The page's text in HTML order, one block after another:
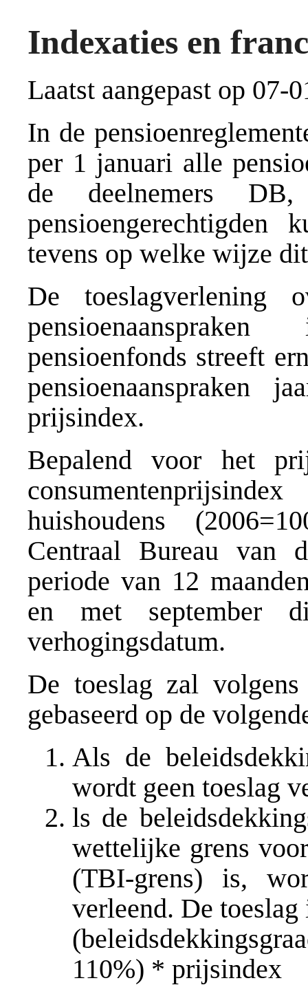
Indexaties en
Laatst aangepast op 07-
In de
per 1 januari alle
de deelnemers
pensioengerechtigden
tevens op welke wijze
De toeslagverlening
pensioenfonds streeft
pensioenaanspraken
prijsindex.
Bepalend voor het
huishoudens
Centraal Bureau van
periode van 12
en met september
verhogingsdatum.
De toeslag zal
gebaseerd op de
Als de
wordt geen toeslag
ls de
wettelijke grens
(TBI-grens) is,
verleend. De
110%) * prijsindex